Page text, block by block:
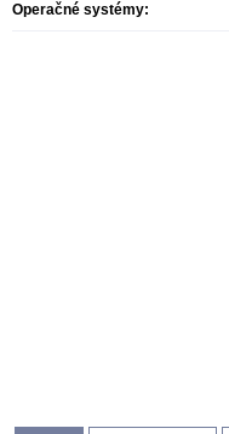
Operačné systémy: